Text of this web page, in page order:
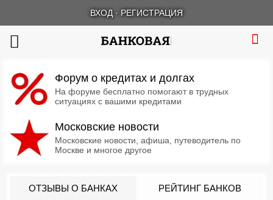
ВХОД · РЕГИСТРАЦИЯ
Форум о кредитах и долгах
На форуме бесплатно помогают в трудных
ситуациях с вашими кредитами
Московские новости
Московские новости, афиша, путеводитель по
Москве и многое другое
ОТЗЫВЫ О БАНКАХ РЕЙТИНГ БАНКОВ